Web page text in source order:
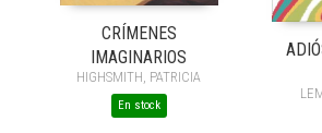
CRÍMENES
IMAGINARIOS
HIGHSMITH, PATRICIA
En stock